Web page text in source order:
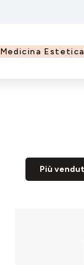
Medicina Estetica